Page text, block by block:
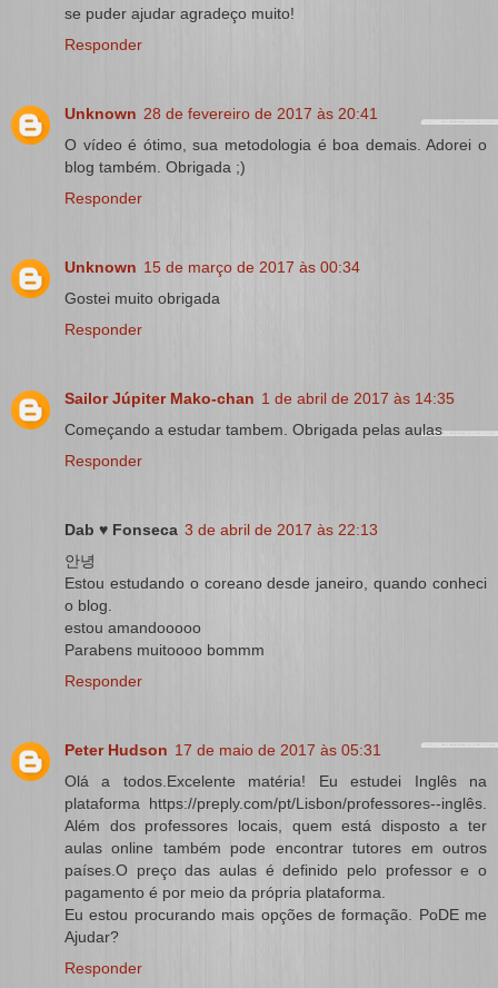
se puder ajudar agradeço muito!
Responder
Unknown 28 de fevereiro de 2017 às 20:41
O vídeo é ótimo, sua metodologia é boa demais. Adorei o
blog também. Obrigada ;)
Responder
Unknown 15 de março de 2017 às 00:34
Gostei muito obrigada
Responder
Sailor Júpiter Mako-chan 1 de abril de 2017 às 14:35
Começando a estudar tambem. Obrigada pelas aulas
Responder
Dab ♥ Fonseca 3 de abril de 2017 às 22:13
안녕
Estou estudando o coreano desde janeiro, quando conheci
o blog.
estou amandooooo
Parabens muitoooo bommm
Responder
Peter Hudson 17 de maio de 2017 às 05:31
Olá a todos.Excelente matéria! Eu estudei Inglês na
plataforma https://preply.com/pt/Lisbon/professores--inglês.
Além dos professores locais, quem está disposto a ter
aulas online também pode encontrar tutores em outros
países.O preço das aulas é definido pelo professor e o
pagamento é por meio da própria plataforma.
Eu estou procurando mais opções de formação. PoDE me
Ajudar?
Responder